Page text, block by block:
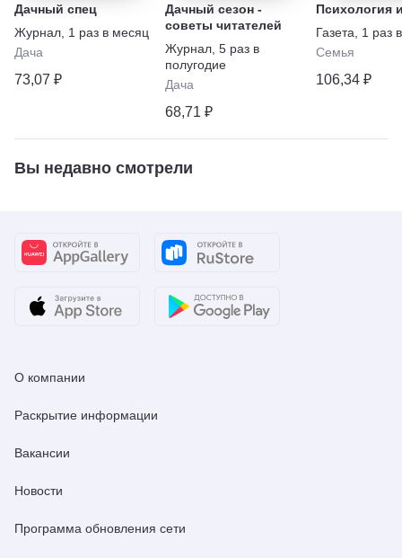
Дачный спец
Журнал 1 раз в месяц
Дача
73,07 ₽
Дачный сезон -
советы читателей
Журнал 5 раз в
полугодие
Дача
68,71 ₽
Психология
Газета
1 раз
Семья
106,34 ₽
Вы недавно смотрели
О компании
Раскрытие информации
Вакансии
Новости
Программа обновления сети